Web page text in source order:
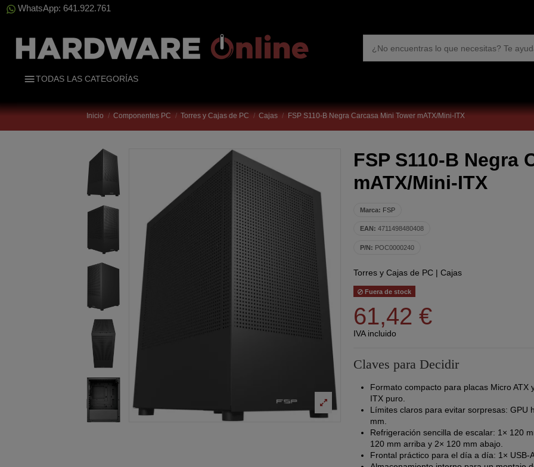
WhatsApp: 641.922.761
TODAS LAS CATEGORÍAS
Inicio Componentes PC Torres y Cajas de PC Cajas FSP S110-B Negra Carcasa Mini Tower mATX/Mini-ITX
FSP S110-B Negra
mATX/Mini-ITX
Marca: FSP
EAN: 4711498480408
P/N: POC0000240
Torres y Cajas de PC| Cajas
Fuera de stock
61,42 €
IVA incluido
Claves para Decidir
Formato compacto para placas Micro
ITX puro.
Límites claros para evitar sorpresas: GPU
mm.
Refrigeración sencilla de escalar: 1× 120
120 mm arriba y 2× 120 mm abajo.
Frontal práctico para el día a día: 1× USB-